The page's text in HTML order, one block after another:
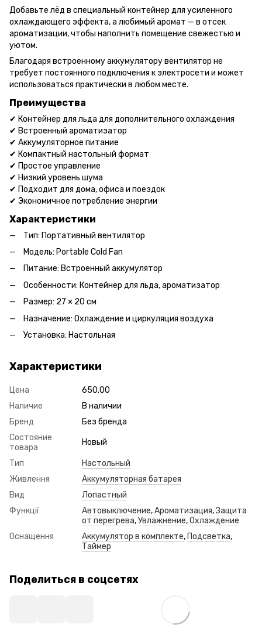
Добавьте лёд в специальный контейнер для усиленного
охлаждающего эффекта, а любимый аромат — в отсек
ароматизации, чтобы наполнить помещение свежестью и
уютом.
Благодаря встроенному аккумулятору вентилятор не
требует постоянного подключения к электросети и может
использоваться практически в любом месте.
Преимущества
✔ Контейнер для льда для дополнительного охлаждения
✔ Встроенный ароматизатор
✔ Аккумуляторное питание
✔ Компактный настольный формат
✔ Простое управление
✔ Низкий уровень шума
✔ Подходит для дома, офиса и поездок
✔ Экономичное потребление энергии
Характеристики
Тип: Портативный вентилятор
Модель: Portable Cold Fan
Питание: Встроенный аккумулятор
Особенности: Контейнер для льда, ароматизатор
Размер: 27 × 20 см
Назначение: Охлаждение и циркуляция воздуха
Установка: Настольная
Характеристики
Цена
650.00
Наличие
В наличии
Бренд
Без бренда
Состояние
товара
Новый
Тип
Настольный
Живлення
Аккумуляторная батарея
Вид
Лопастный
Функції
Автовыключение,Ароматизация,Защита
от перегрева,Увлажнение,Охлаждение
Оснащення
Аккумулятор в комплекте, Подсветка,
Таймер
Поделиться в соцсетях